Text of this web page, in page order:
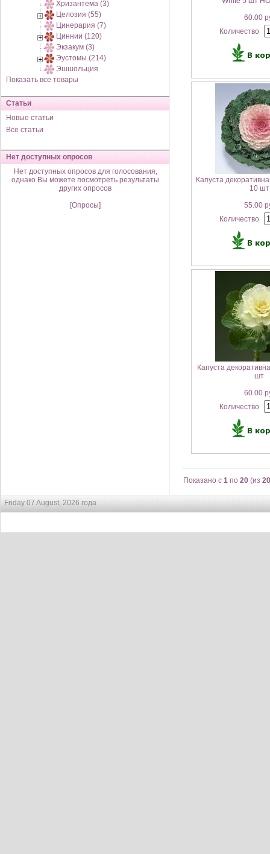
Хризантема (3)
Целозия (55)
Цинерария (7)
Циннии (120)
Экзакум (3)
Эустомы (214)
Эшшольция
Показать все товары
Статьи
Новые статьи
Все статьи
Нет доступных опросов
Нет доступных опросов для голосования,
однако Вы можете посмотреть результаты
других опросов
[Опросы]
60.00
Количество
Капуста
10 шт
55.00
Количество
Капуста
шт
60.00
Количество
Показано с 1 по 20 (из 20
Friday 07 August, 2026 года